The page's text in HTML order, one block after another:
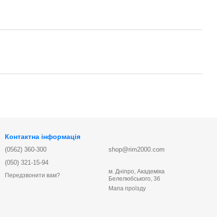
Контактна інформація
(0562) 360-300
(050) 321-15-94
Передзвонити вам?
shop@rim2000.com
м. Дніпро, Академіка
Белелюбського, 36
Мапа проїзду